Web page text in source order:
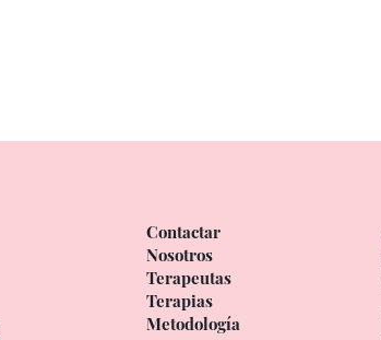
Nosotros
Terapeutas
Terapias
Metodología
Contactar